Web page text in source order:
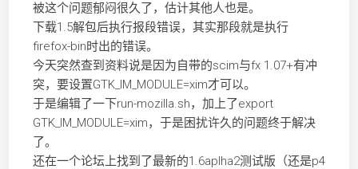
被这个问题郁闷很久了，估计其他人也是。
下载1.5解包后执行报段错误，其实那段就是执行
firefox-bin时出的错误。
今天突然查到资料说是因为自带的scim与fx 1.07+有冲
突，要设置GTK_IM_MODULE=xim才可以。
于是编辑了一下run-mozilla.sh，加上了export
GTK_IM_MODULE=xim，于是困扰许久的问题终于解决
了。
还在一个论坛上找到了最新的1.6aplha2测试版（还是p4